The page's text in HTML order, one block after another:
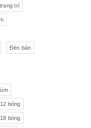
trí
trí
Đèn bàn
bóng
bóng